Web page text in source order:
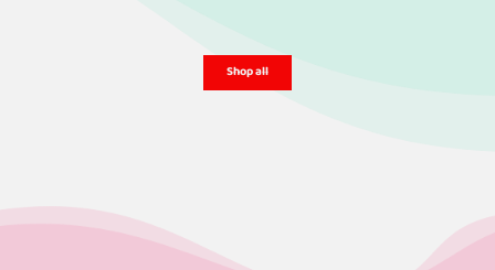
Shop all